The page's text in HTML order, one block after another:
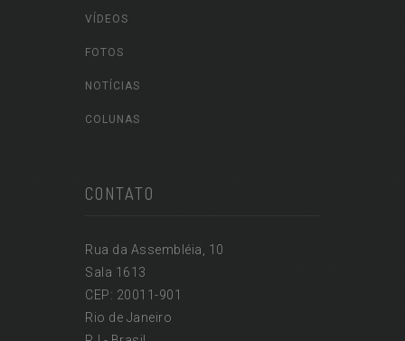
VÍDEOS
FOTOS
NOTÍCIAS
COLUNAS
CONTATO
Rua da Assembléia, 10
Sala 1613
CEP: 20011-901
Rio de Janeiro